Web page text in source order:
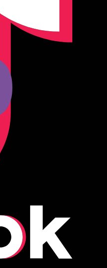
funcționalitate și design
la dispoziție soluții
la producător, cu garanție
pentru proiectul tău